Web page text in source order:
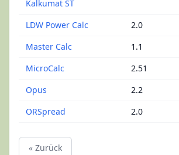
Kalkumat ST
LDW Power Calc
2.0
Master Calc
1.1
MicroCalc
2.51
Opus
2.2
ORSpread
2.0
« Zurück